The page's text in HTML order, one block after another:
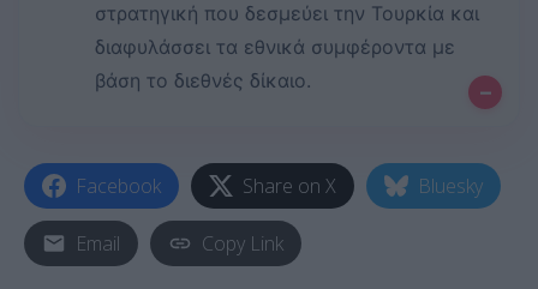
στρατηγική που δεσμεύει την Τουρκία και
διαφυλάσσει τα εθνικά συμφέροντα με
βάση το διεθνές δίκαιο.
–
Facebook Share on X Bluesky
Email Copy Link